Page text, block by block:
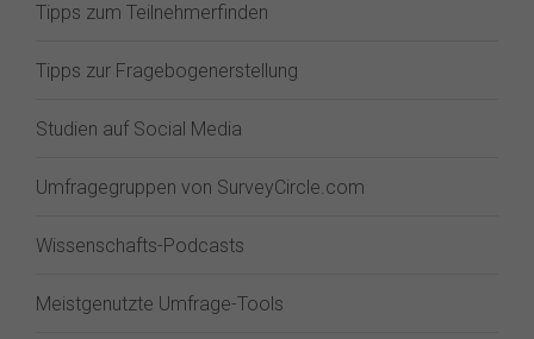
Tipps zum Teilnehmerfinden
Tipps zur Fragebogenerstellung
Studien auf Social Media
Umfragegruppen von SurveyCircle.com
Wissenschafts-Podcasts
Meistgenutzte Umfrage-Tools